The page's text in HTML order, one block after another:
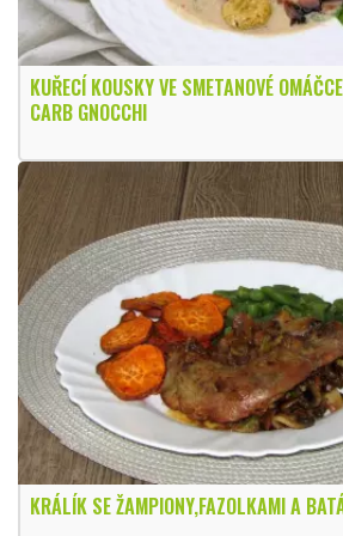
KUŘECÍ KOUSKY VE SMETANOVÉ
CARB GNOCCHI
KRÁLÍK SE ŽAMPIONY,FAZOLKAMI A